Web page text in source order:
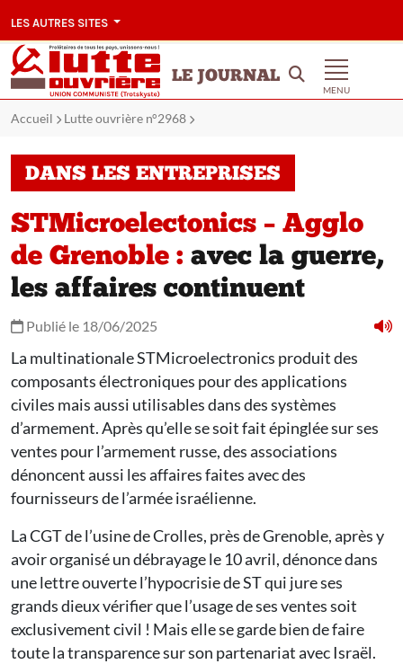
LES AUTRES SITES
LE JOURNAL
MENU
Accueil Lutte ouvrière n°2968
DANS LES ENTREPRISES
STMicroelectonics – Agglo
de Grenoble : avec la guerre,
les affaires continuent
Publié le 18/06/2025
La multinationale STMicroelectronics produit des
composants électroniques pour des applications
civiles mais aussi utilisables dans des systèmes
d’armement. Après qu’elle se soit fait épinglée sur ses
ventes pour l’armement russe, des associations
dénoncent aussi les affaires faites avec des
fournisseurs de l’armée israélienne.
La CGT de l’usine de Crolles, près de Grenoble, après y
avoir organisé un débrayage le 10 avril, dénonce dans
une lettre ouverte l’hypocrisie de ST qui jure ses
grands dieux vérifier que l’usage de ses ventes soit
exclusivement civil ! Mais elle se garde bien de faire
toute la transparence sur son partenariat avec Israël.